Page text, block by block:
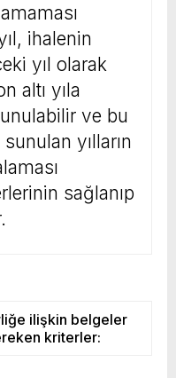
ihalenin
yıl olarak
altı yıla
ve bu
yılların
sağlanıp
ilişkin belgeler
kriterler: